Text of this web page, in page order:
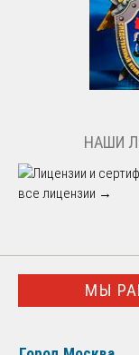
НАШИ
все лицензии →
МЫ